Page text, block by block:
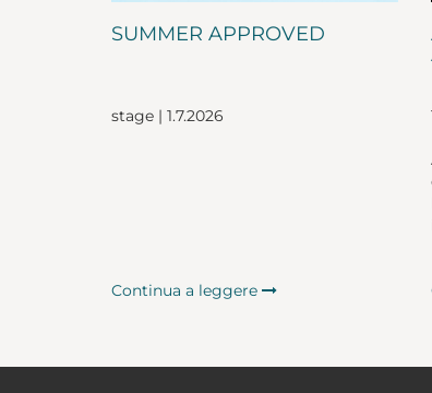
SUMMER APPROVED
stage | 1.7.2026
Continua a leggere